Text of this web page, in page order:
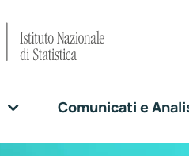
Comunicati e